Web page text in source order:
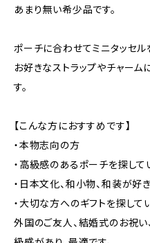
あまり無い希少品です。
ポーチに合わせてミニタッセル
お好きなストラップやチャー
す。
【こんな方におすすめです】
・本物志向の方
・高級感のあるポーチを探して
・日本文化、和小物、和装が好
・大切な方へのギフトを探して
外国のご友人、結婚式のお祝